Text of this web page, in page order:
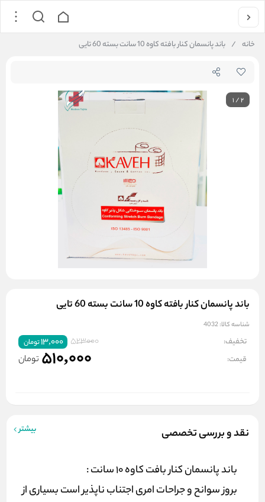
خانه / باند پانسمان کنار بافته کاوه 10 سانت بسته 60 تایی
1/2
باند پانسمان کنار بافته کاوه 10 سانت بسته 60 تایی
شناسه کالا:4032
تخفیف: 523000
13,000تومان
قیمت: 510,000 تومان
نقد و بررسی تخصصی بیشتر
باند پانسمان کنار بافت کاوه 10 سانت :
بروز سوانح و جراحات امری اجتناب ناپذیر است بسیاری از